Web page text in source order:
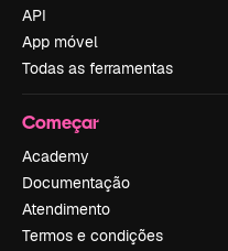
API
App móvel
Todas as ferramentas
Começar
Academy
Documentação
Atendimento
Termos e condições